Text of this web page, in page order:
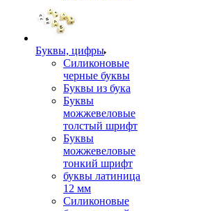
Буквы, цифры
Силиконовые
черные буквы
Буквы из бука
Буквы
можжевеловые
толстый шрифт
Буквы
можжевеловые
тонкий шрифт
буквы латиница
12 мм
Силиконовые